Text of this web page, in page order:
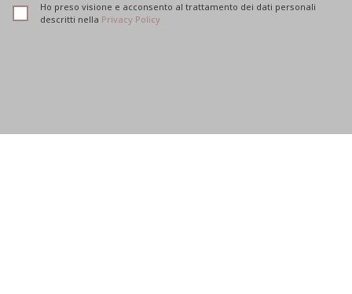
Ho preso visione e acconsento al trattamento dei dati personali
descritti nella Privacy Policy